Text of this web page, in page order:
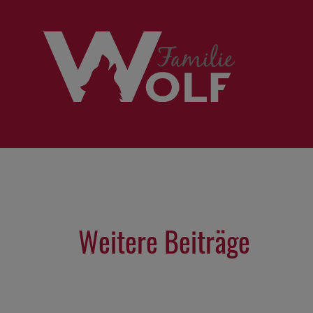
Weitere Beiträge